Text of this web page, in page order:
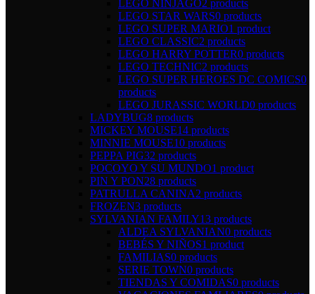
LEGO NINJAGO2 products
LEGO STAR WARS0 products
LEGO SUPER MARIO1 product
LEGO CLASSIC2 products
LEGO HARRY POTTER0 products
LEGO TECHNIC2 products
LEGO SUPER HEROES DC COMICS0
products
LEGO JURASSIC WORLD0 products
LADYBUG8 products
MICKEY MOUSE14 products
MINNIE MOUSE10 products
PEPPA PIG32 products
POCOYO Y SU MUNDO1 product
PIN Y PON28 products
PATRULLA CANINA2 products
FROZEN3 products
SYLVANIAN FAMILY13 products
ALDEA SYLVANIAN0 products
BEBÉS Y NIÑOS1 product
FAMILIAS0 products
SERIE TOWN0 products
TIENDAS Y COMIDAS0 products